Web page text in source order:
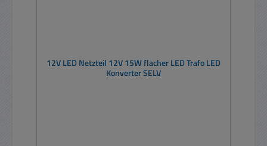
12V LED Netzteil 12V 15W flacher LED Trafo LED
Konverter SELV